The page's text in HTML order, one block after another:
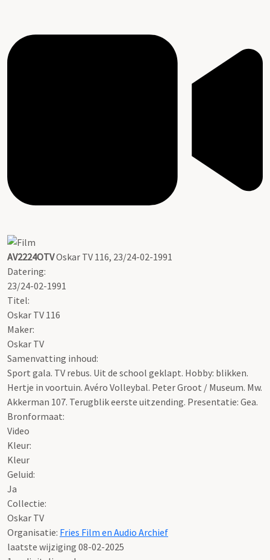
AV2224OTVOskar TV 116, 23/24-02-1991
Datering:
23/24-02-1991
Titel:
Oskar TV 116
Maker:
Oskar TV
Samenvatting inhoud:
Sport gala. TV rebus. Uit de school geklapt. Hobby: blikken.
Hertje in voortuin. Avéro Volleybal. Peter Groot / Museum. Mw.
Akkerman 107. Terugblik eerste uitzending. Presentatie: Gea.
Bronformaat:
Video
Kleur:
Kleur
Geluid:
Ja
Collectie:
Oskar TV
Organisatie: Fries Film en Audio Archief
laatste wijziging 08-02-2025